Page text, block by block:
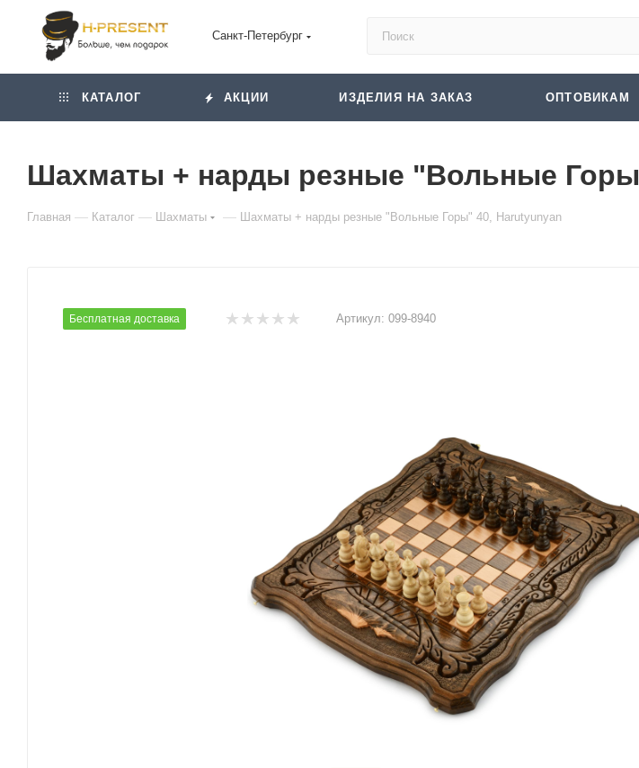
Санкт-Петербург
КАТАЛОГ АКЦИИ ИЗДЕЛИЯ НА ЗАКАЗ ОПТОВИКАМ
Шахматы + нарды резные "Вольные
Главная — Каталог — Шахматы — Шахматы + нарды резные "Вольные Горы" 40, Harutyunyan
Бесплатная доставка Артикул: 099-8940